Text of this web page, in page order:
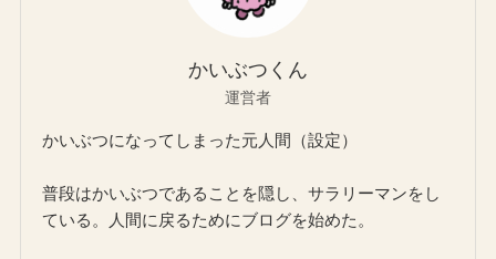
かいぶつくん
運営者
かいぶつになってしまった元人間（設定）
普段はかいぶつであることを隠し、サラリーマンをし
ている。人間に戻るためにブログを始めた。